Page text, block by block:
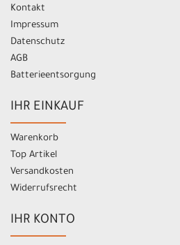
Kontakt
Impressum
Datenschutz
AGB
Batterieentsorgung
IHR EINKAUF
Warenkorb
Top Artikel
Versandkosten
Widerrufsrecht
IHR KONTO